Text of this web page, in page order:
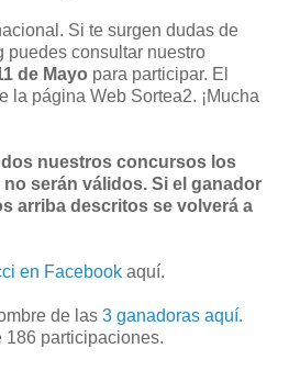
Si te surgen dudas de
puedes consultar nuestro
de Mayo para participar. El
la página Web Sortea2. ¡Mucha
nuestros concursos los
serán válidos. Si el ganador
arriba descritos se volverá a
en Facebook aquí.
de las 3 ganadoras aquí.
186 participaciones.